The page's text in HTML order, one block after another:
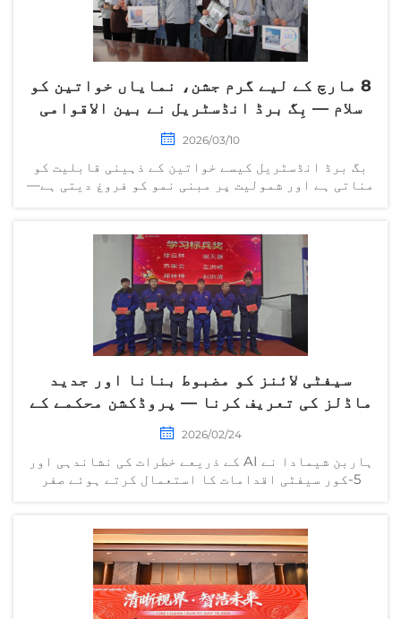
8 مارچ کے لیے گرم جشن، نمایاں خواتین کو
سلام — بِگ برڈ انڈسٹریل نے بین الاقوامی
کام کرنے والی خواتین کے دن کے موقع پر
2026/03/10
بگ برڈ انڈسٹریل کیسے خواتین کے ذہینی قابلیت کو
مناتی ہے اور شمولیت پر مبنی نمو کو فروغ دیتی ہے—
کے لیے عہد کے بارے میں جانیں۔ ابھی دریافت کریں۔
سیفٹی لائنز کو مضبوط بنانا اور جدید
ماڈلز کی تعریف کرنا — پروڈکشن محکمے کے
تمام عملے کے لیے سیفٹی بہتری خصوصی مہم
کی اعزازی تقریب کامیابی کے ساتھ اختتام
پذیر ہوئی
2026/02/24
ہاربن شیمادا نے AI کے ذریعے خطرات کی نشاندہی اور
5-کور سیفٹی اقدامات کا استعمال کرتے ہوئے صفر
کریں۔